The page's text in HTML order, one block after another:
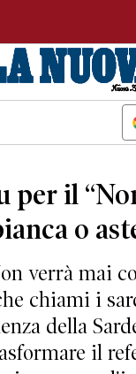
per il
o
verrà mai
chiami i
della
il